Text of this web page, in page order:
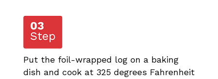
Put the foil-wrapped log on a baking
dish and cook at 325 degrees Fahrenheit